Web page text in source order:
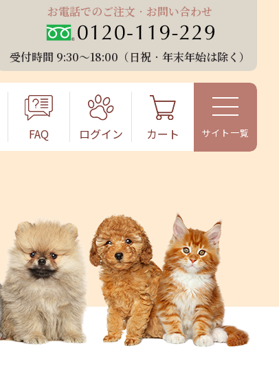
お電話でのご注⽂‧お問い合わせ
受付時間 9:30〜18:00（⽇祝‧年末年始は除く）
FAQ ログイン カート